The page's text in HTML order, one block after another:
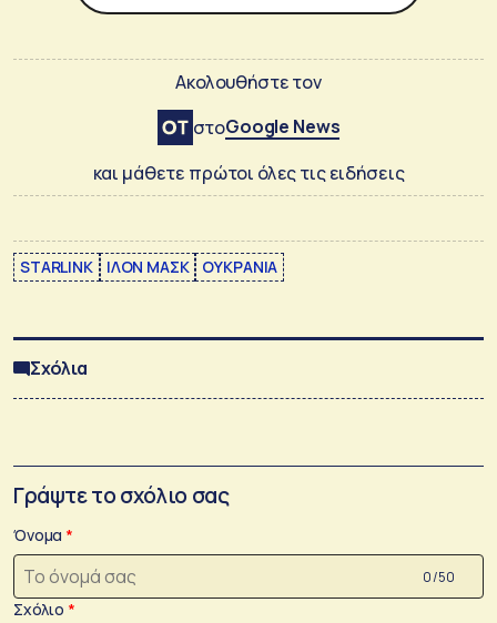
Ακολουθήστε τον
στοGoogle News
και μάθετε πρώτοι όλες τις ειδήσεις
STARLINK ΙΛΟΝ ΜΑΣΚ ΟΥΚΡΑΝΙΑ
Σχόλια
Γράψτε το σχόλιο σας
Όνομα
0 /50
Σχόλιο